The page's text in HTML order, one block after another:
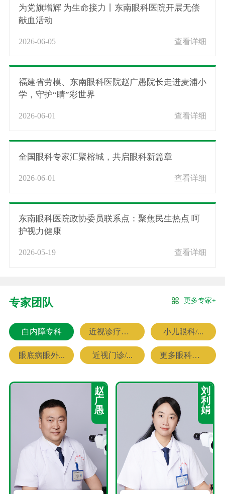
为党旗增辉 为生命接力丨东南眼科医院开展无偿
献血活动
2026-06-05 查看详细
福建省劳模、东南眼科医院赵广愚院长走进麦浦小
学，守护“睛”彩世界
2026-06-01 查看详细
全国眼科专家汇聚榕城，共启眼科新篇章
2026-06-01 查看详细
东南眼科医院政协委员联系点：聚焦民生热点 呵
护视力健康
2026-05-19 查看详细
专家团队 更多专家+
白内障专科 近视诊疗专科 小儿眼科/...
眼底病眼外... 近视门诊/... 更多眼科专家
赵
广
愚
刘
利
娟